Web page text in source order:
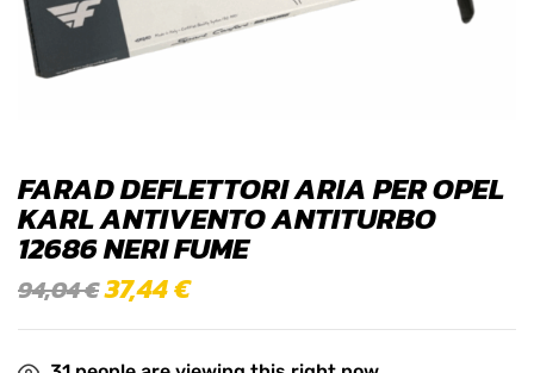
FARAD DEFLETTORI ARIA PER OPEL
KARL ANTIVENTO ANTITURBO
12686 NERI FUME
94,04€37,44€